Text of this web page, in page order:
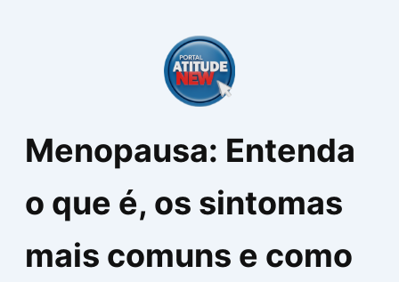
Menopausa: Entenda
o que é, os sintomas
mais comuns e como